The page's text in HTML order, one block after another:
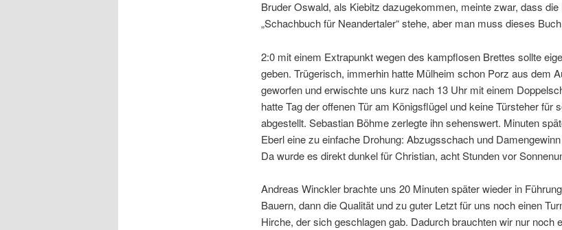
Bruder Oswald, als Kiebitz dazugekommen, meinte zwar, dass die
„Schachbuch für Neandertaler“ stehe, aber man muss dieses
2:0 mit einem Extrapunkt wegen des kampflosen Brettes sollte
geben. Trügerisch, immerhin hatte Mülheim schon Porz aus dem
geworfen und erwischte uns kurz nach 13 Uhr mit einem
hatte Tag der offenen Tür am Königsflügel und keine Türsteher für
abgestellt. Sebastian Böhme zerlegte ihn sehenswert. Minuten
Eberl eine zu einfache Drohung: Abzugsschach und
Da wurde es direkt dunkel für Christian, acht Stunden vor
Andreas Winckler brachte uns 20 Minuten später wieder in
Bauern, dann die Qualität und zu guter Letzt für uns noch einen
Hirche, der sich geschlagen gab. Dadurch brauchten wir nur noch